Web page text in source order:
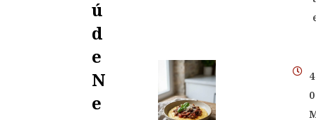
Ú
D
E
N
E
4
0